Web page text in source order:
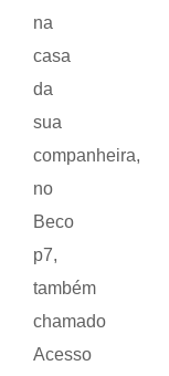
na
casa
da
sua
companheira,
no
Beco
p7,
também
chamado
Acesso